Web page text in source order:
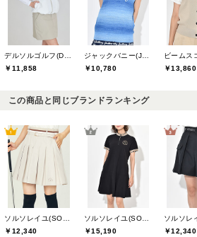
￥11,858
￥10,780
￥13,860
この商品と同じブランドランキング
￥12,340
￥15,190
￥12,340